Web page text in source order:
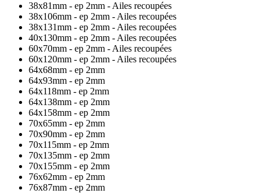
38x81mm - ep 2mm - Ailes recoupées
38x106mm - ep 2mm - Ailes recoupées
38x131mm - ep 2mm - Ailes recoupées
40x130mm - ep 2mm - Ailes recoupées
60x70mm - ep 2mm - Ailes recoupées
60x120mm - ep 2mm - Ailes recoupées
64x68mm - ep 2mm
64x93mm - ep 2mm
64x118mm - ep 2mm
64x138mm - ep 2mm
64x158mm - ep 2mm
70x65mm - ep 2mm
70x90mm - ep 2mm
70x115mm - ep 2mm
70x135mm - ep 2mm
70x155mm - ep 2mm
76x62mm - ep 2mm
76x87mm - ep 2mm